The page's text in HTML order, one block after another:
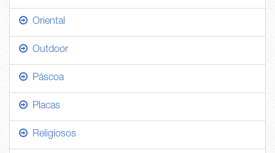
Oriental
Outdoor
Páscoa
Placas
Religiosos